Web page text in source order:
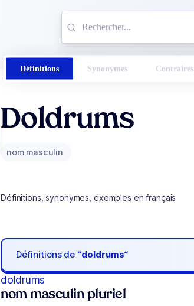
Définitions Synonymes Contraires
Doldrums
nom masculin
Définitions, synonymes, exemples en français
Définitions de “doldrums“
doldrums
nom masculin pluriel